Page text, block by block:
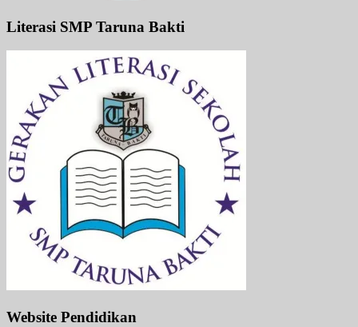
Literasi SMP Taruna Bakti
Website Pendidikan